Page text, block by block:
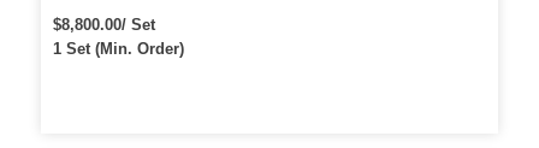
Function
$8,800.00/ Set
1 Set (Min. Order)